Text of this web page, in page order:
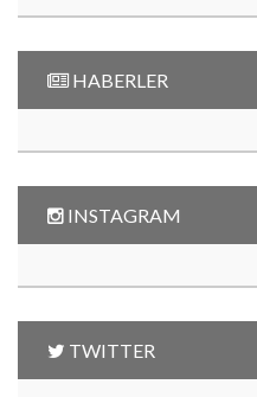
HABERLER
INSTAGRAM
TWITTER